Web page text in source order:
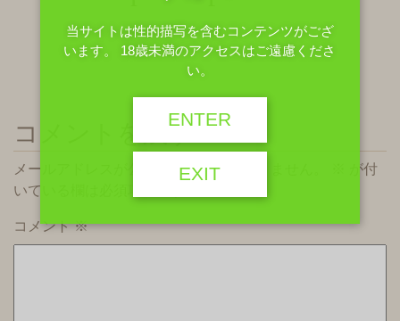
コメントを残す
メールアドレスが公開されることはありません。
が付
いている欄は必須項目です
コメント※
当サイトは性的描写を含むコンテンツがござ
います。 18歳未満のアクセスはご遠慮くださ
い。
ENTER
EXIT